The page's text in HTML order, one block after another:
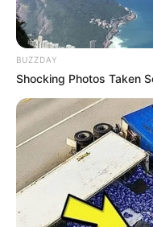
BUZZDAY
Shocking Photos Taken